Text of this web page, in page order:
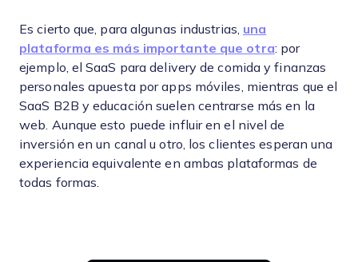
Es cierto que, para algunas industrias, una
plataforma es más importante que otra: por
ejemplo, el SaaS para delivery de comida y finanzas
personales apuesta por apps móviles, mientras que el
SaaS B2B y educación suelen centrarse más en la
web. Aunque esto puede influir en el nivel de
inversión en un canal u otro, los clientes esperan una
experiencia equivalente en ambas plataformas de
todas formas.